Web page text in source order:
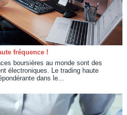
fréquence !
boursières au monde sont des
électroniques. Le trading haute
dans le...